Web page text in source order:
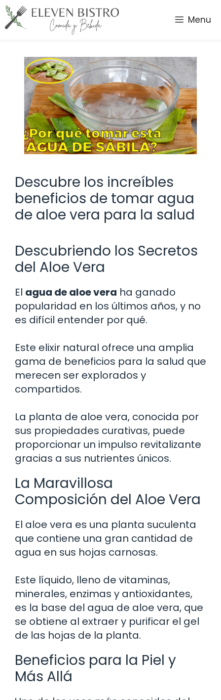
Saltar
al
contenido
Menu
Descubre los increíbles
beneficios de tomar agua
de aloe vera para la salud
Descubriendo los Secretos
del Aloe Vera
El agua de aloe vera ha ganado
popularidad en los últimos años, y no
es difícil entender por qué.
Este elixir natural ofrece una amplia
gama de beneficios para la salud que
merecen ser explorados y
compartidos.
La planta de aloe vera, conocida por
sus propiedades curativas, puede
proporcionar un impulso revitalizante
gracias a sus nutrientes únicos.
La Maravillosa
Composición del Aloe Vera
El aloe vera es una planta suculenta
que contiene una gran cantidad de
agua en sus hojas carnosas.
Este líquido, lleno de vitaminas,
minerales, enzimas y antioxidantes,
es la base del agua de aloe vera, que
se obtiene al extraer y purificar el gel
de las hojas de la planta.
Beneficios para la Piel y
Más Allá